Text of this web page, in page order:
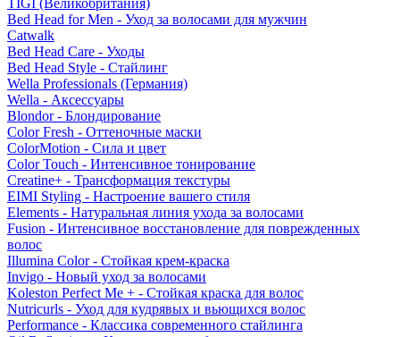
TIGI (Великобритания)
Bed Head for Men - Уход за волосами для мужчин
Catwalk
Bed Head Care - Уходы
Bed Head Style - Стайлинг
Wella Professionals (Германия)
Wella - Аксессуары
Blondor - Блондирование
Color Fresh - Оттеночные маски
ColorMotion - Сила и цвет
Color Touch - Интенсивное тонирование
Creatine+ - Трансформация текстуры
EIMI Styling - Настроение вашего стиля
Elements - Натуральная линия ухода за волосами
Fusion - Интенсивное восстановление для поврежденных
волос
Illumina Color - Стойкая крем-краска
Invigo - Новый уход за волосами
Koleston Perfect Me + - Стойкая краска для волос
Nutricurls - Уход для кудрявых и вьющихся волос
Performance - Классика современного стайлинга